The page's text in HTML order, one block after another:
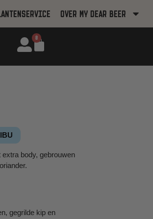
OVER MY DEAR BEER
0
body, gebrouwen
gegrilde kip en